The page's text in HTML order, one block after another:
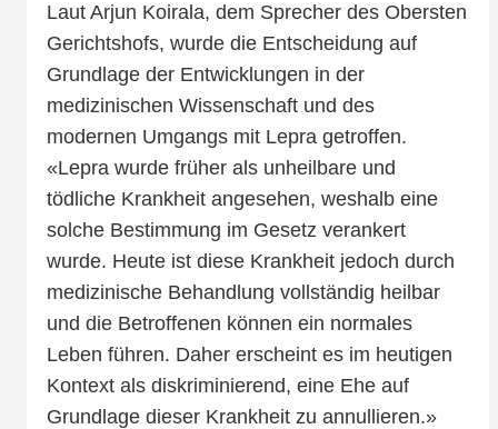
Laut Arjun Koirala, dem Sprecher des Obersten
Gerichtshofs, wurde die Entscheidung auf
Grundlage der Entwicklungen in der
medizinischen Wissenschaft und des
modernen Umgangs mit Lepra getroffen.
«Lepra wurde früher als unheilbare und
tödliche Krankheit angesehen, weshalb eine
solche Bestimmung im Gesetz verankert
wurde. Heute ist diese Krankheit jedoch durch
medizinische Behandlung vollständig heilbar
und die Betroffenen können ein normales
Leben führen. Daher erscheint es im heutigen
Kontext als diskriminierend, eine Ehe auf
Grundlage dieser Krankheit zu annullieren.»